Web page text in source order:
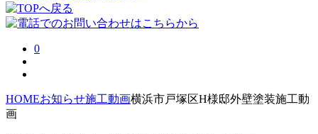
0
HOMEお知らせ施工動画横浜市戸塚区H様邸外壁塗装施工動
画